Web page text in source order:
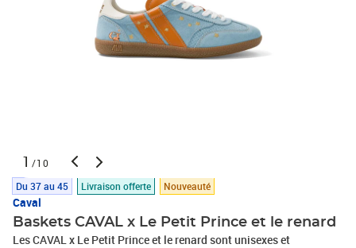
1 /10
Du 37 au 45
Livraison offerte Nouveauté
Caval
Baskets CAVAL x Le Petit Prince et le renard
Les CAVAL x Le Petit Prince et le renard sont unisexes et